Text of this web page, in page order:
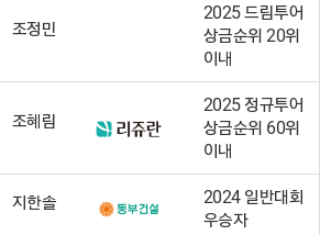
조정민
2025 드림투어
상금순위 20위
이내
조혜림
2025 정규투어
상금순위 60위
이내
지한솔
2024 일반대회
우승자